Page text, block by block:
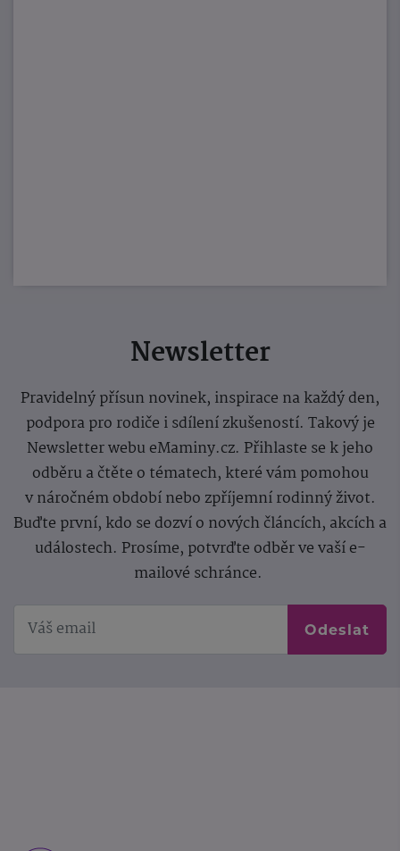
Newsletter
Pravidelný přísun novinek, inspirace na každý den,
podpora pro rodiče i sdílení zkušeností. Takový je
Newsletter webu eMaminy.cz. Přihlaste se k jeho
odběru a čtěte o tématech, které vám pomohou
v náročném období nebo zpříjemní rodinný život.
Buďte první, kdo se dozví o nových článcích, akcích a
událostech. Prosíme, potvrďte odběr ve vaší e-
mailové schránce.
Odeslat